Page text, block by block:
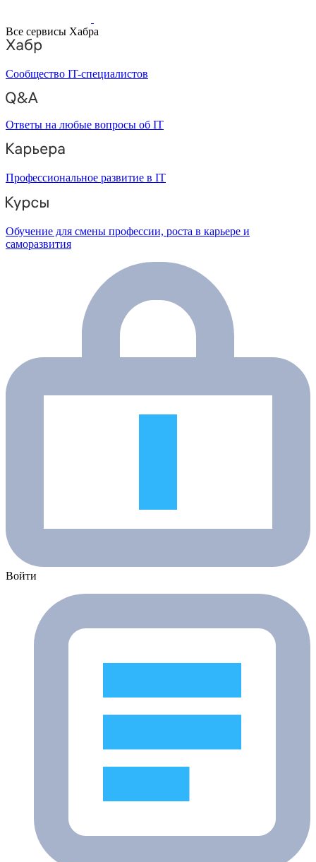
Все сервисы Хабра
Сообщество IT-специалистов
Ответы на любые вопросы об IT
Профессиональное развитие в IT
Обучение для смены профессии, роста в карьере и
саморазвития
Войти